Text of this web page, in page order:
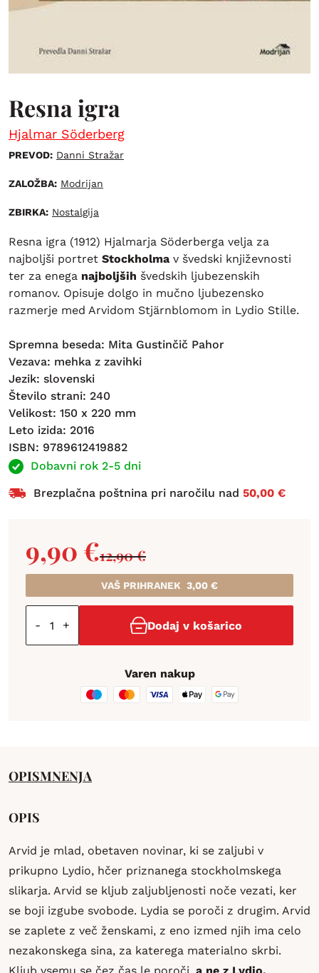
Resna igra
Hjalmar Söderberg
PREVOD: Danni Stražar
ZALOŽBA: Modrijan
ZBIRKA: Nostalgija
Resna igra (1912) Hjalmarja Söderberga velja za
najboljši portret Stockholma v švedski književnosti
ter za enega najboljših švedskih ljubezenskih
romanov. Opisuje dolgo in mučno ljubezensko
razmerje med Arvidom Stjärnblomom in Lydio Stille.
Spremna beseda: Mita Gustinčič Pahor
Vezava: mehka z zavihki
Jezik: slovenski
Število strani: 240
Velikost: 150 x 220 mm
Leto izida: 2016
ISBN: 9789612419882
Dobavni rok 2-5 dni
Brezplačna poštnina pri naročilu nad 50,00 €
12,90€
9,90 €
VAŠ PRIHRANEK 3,00 €
- + Dodaj v košarico
Varen nakup
OPISMNENJA
OPIS
Arvid je mlad, obetaven novinar, ki se zaljubi v
prikupno Lydio, hčer priznanega stockholmskega
slikarja. Arvid se kljub zaljubljenosti noče vezati, ker
se boji izgube svobode. Lydia se poroči z drugim. Arvid
se zaplete z več ženskami, z eno izmed njih ima celo
nezakonskega sina, za katerega materialno skrbi.